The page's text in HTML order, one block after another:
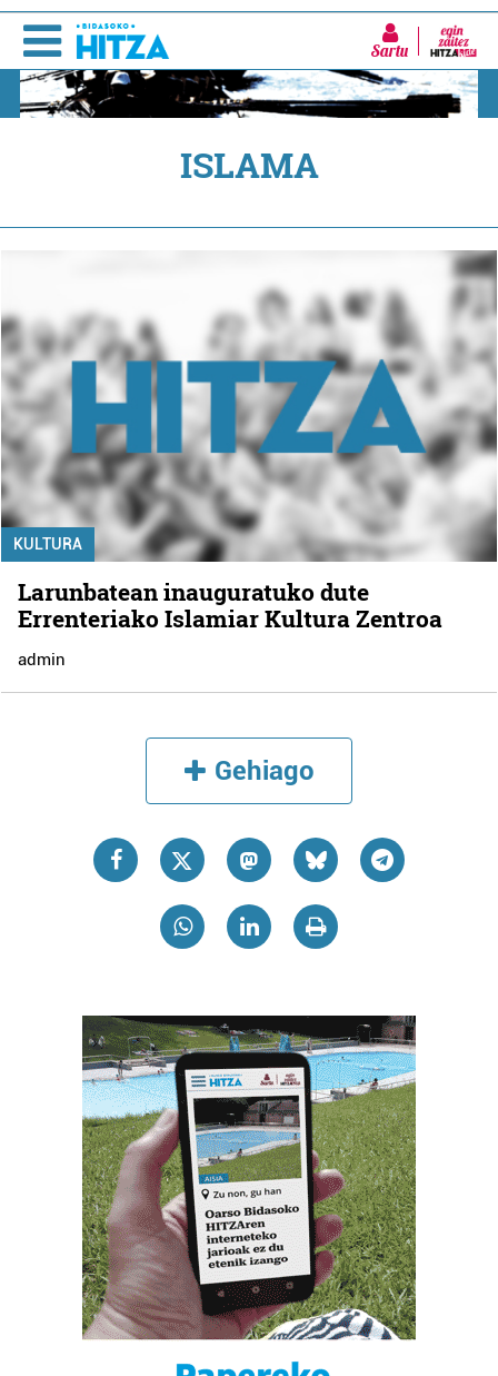
Sartu
ISLAMA
KULTURA
Larunbatean inauguratuko dute
Errenteriako Islamiar Kultura Zentroa
admin
Gehiago